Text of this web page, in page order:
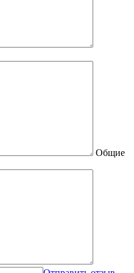
Общие